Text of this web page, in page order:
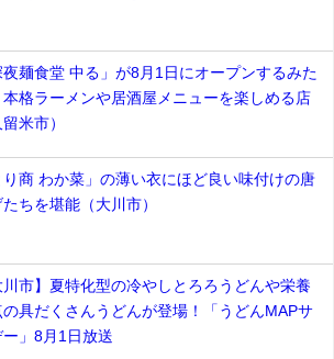
夜麺食堂 中る」が8月1日にオープンするみた
本格ラーメンや居酒屋メニューを楽しめる店
留米市）
り商 わか菜」の薄い衣にほど良い味付けの唐
ちを堪能（大川市）
川市】夏特化型の冷やしとろろうどんや栄養
の具だくさんうどんが登場！「うどんMAPサ
ー」8月1日放送